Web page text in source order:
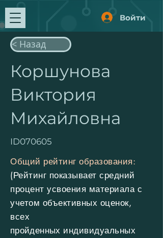
Войти
< Назад
Коршунова
Виктория
Михайловна
ID070605
Общий рейтинг образования:
(Рейтинг показывает средний
процент усвоения материала с
учетом объективных оценок,
всех
пройденных индивидуальных